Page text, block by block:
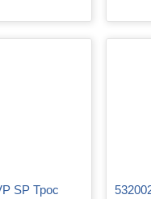
532002 AVP OD Тяга ручного